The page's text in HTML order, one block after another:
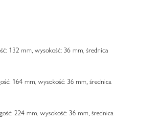
132 mm, wysokość: 36 mm, średnica
164 mm, wysokość: 36 mm, średnica
224 mm, wysokość: 36 mm, średnica